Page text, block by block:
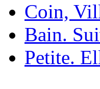
Coin,
Bain.
Petite.